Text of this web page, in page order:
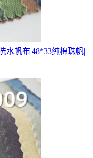
水帆布|48*33纯棉珠帆|